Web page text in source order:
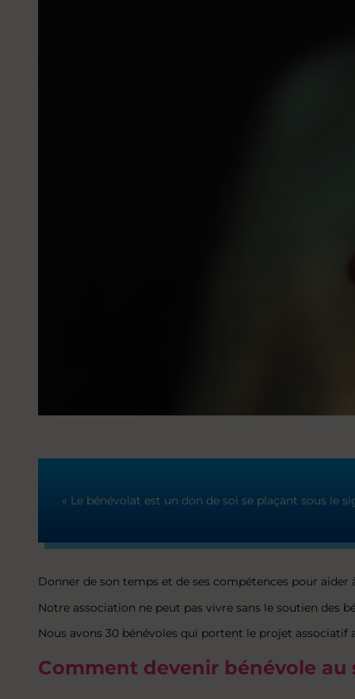
« Le bénévolat est un don de soi se plaçant sous le
Donner de son temps et de ses compétences pour
Notre association ne peut pas vivre sans le soutien des
Nous avons 30 bénévoles qui portent le projet associatif
Comment devenir bénévole au